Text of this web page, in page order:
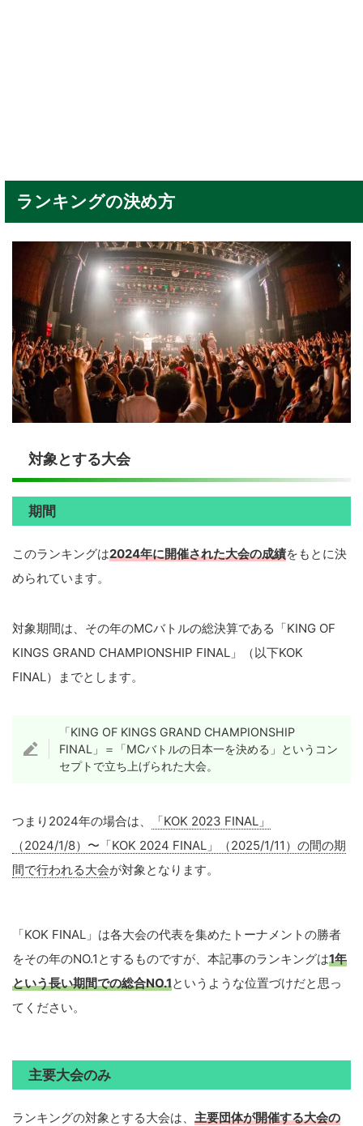
ランキングの決め方
対象とする大会
期間
このランキングは2024年に開催された大会の成績をもとに決
められています。
対象期間は、その年のMCバトルの総決算である「KING OF
KINGS GRAND CHAMPIONSHIP FINAL」（以下KOK
FINAL）までとします。
「KING OF KINGS GRAND CHAMPIONSHIP
FINAL」＝「MCバトルの日本一を決める」というコン
セプトで立ち上げられた大会。
つまり2024年の場合は、
「KOK 2023 FINAL」
（2024/1/8）〜「KOK 2024 FINAL」（2025/1/11）の間の期
間で行われる大会が対象となります。
「KOK FINAL」は各大会の代表を集めたトーナメントの勝者
をその年のNO.1とするものですが、本記事のランキングは1年
という長い期間での総合NO.1というような位置づけだと思っ
てください。
主要大会のみ
ランキングの対象とする大会は、 主要団体が開催する大会の